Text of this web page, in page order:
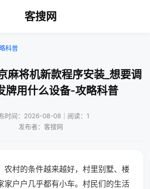
客搜网
科普
麻将机新款程序安装_想要调
牌用什么设备-攻略科普
时间：2026-08-08｜阅读：1
发布者：客搜网
农村的条件越来越好，村里别墅、楼
家户户几乎都有小车。村民们的生活